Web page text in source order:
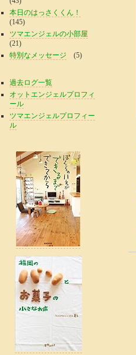
本日のはっさくくん！
(145)
ツマエンジェルの小部屋
(21)
特別なメッセージ (5)
過去ログ一覧
オットエンジェルプロフィ
ール
ツマエンジェルプロフィー
ル